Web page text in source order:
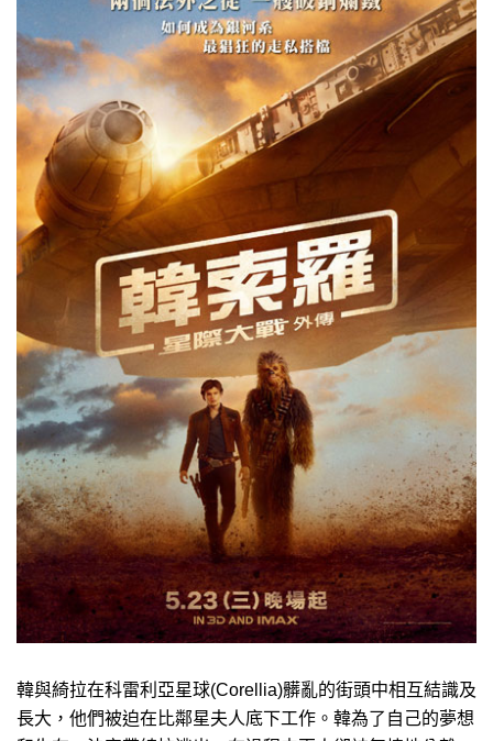
韓與綺拉在科雷利亞星球(Corellia)髒亂的街頭中相互結識及
長大，他們被迫在比鄰星夫人底下工作。韓為了自己的夢想